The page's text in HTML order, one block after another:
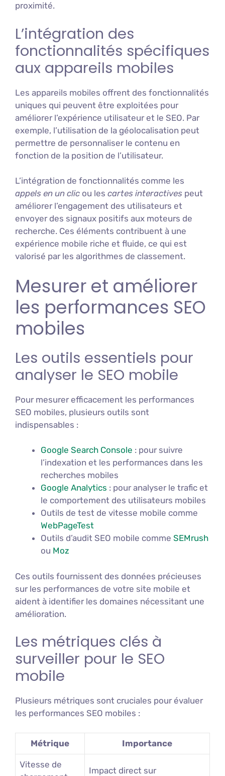
proximité.
L’intégration des
fonctionnalités spécifiques
aux appareils mobiles
Les appareils mobiles offrent des fonctionnalités
uniques qui peuvent être exploitées pour
améliorer l’expérience utilisateur et le SEO. Par
exemple, l’utilisation de la géolocalisation peut
permettre de personnaliser le contenu en
fonction de la position de l’utilisateur.
L’intégration de fonctionnalités comme les
appels en un clic ou les cartes interactives peut
améliorer l’engagement des utilisateurs et
envoyer des signaux positifs aux moteurs de
recherche. Ces éléments contribuent à une
expérience mobile riche et fluide, ce qui est
valorisé par les algorithmes de classement.
Mesurer et améliorer
les performances SEO
mobiles
Les outils essentiels pour
analyser le SEO mobile
Pour mesurer efficacement les performances
SEO mobiles, plusieurs outils sont
indispensables :
Google Search Console : pour suivre
l’indexation et les performances dans les
recherches mobiles
Google Analytics : pour analyser le trafic et
le comportement des utilisateurs mobiles
Outils de test de vitesse mobile comme
WebPageTest
Outils d’audit SEO mobile comme SEMrush
ou Moz
Ces outils fournissent des données précieuses
sur les performances de votre site mobile et
aident à identifier les domaines nécessitant une
amélioration.
Les métriques clés à
surveiller pour le SEO
mobile
Plusieurs métriques sont cruciales pour évaluer
les performances SEO mobiles :
Métrique Importance
Vitesse de
Impact direct sur